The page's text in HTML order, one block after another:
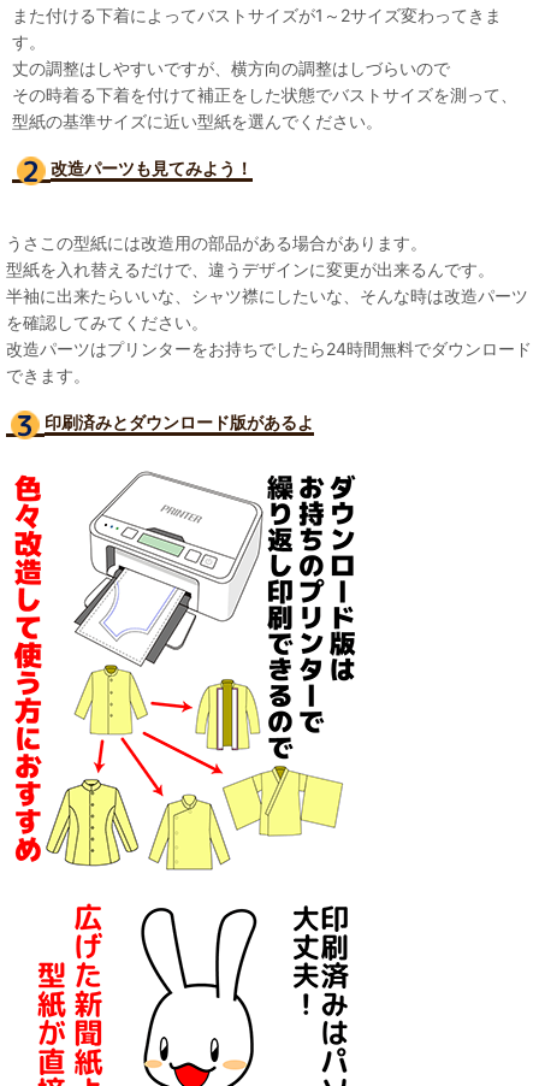
また付ける下着によってバストサイズが1～2サイズ変わってきま
す。
丈の調整はしやすいですが、横方向の調整はしづらいので
その時着る下着を付けて補正をした状態でバストサイズを測って、
型紙の基準サイズに近い型紙を選んでください。
改造パーツも見てみよう！
うさこの型紙には改造用の部品がある場合があります。
型紙を入れ替えるだけで、違うデザインに変更が出来るんです。
半袖に出来たらいいな、シャツ襟にしたいな、そんな時は改造パーツ
を確認してみてください。
改造パーツはプリンターをお持ちでしたら24時間無料でダウンロード
できます。
印刷済みとダウンロード版があるよ